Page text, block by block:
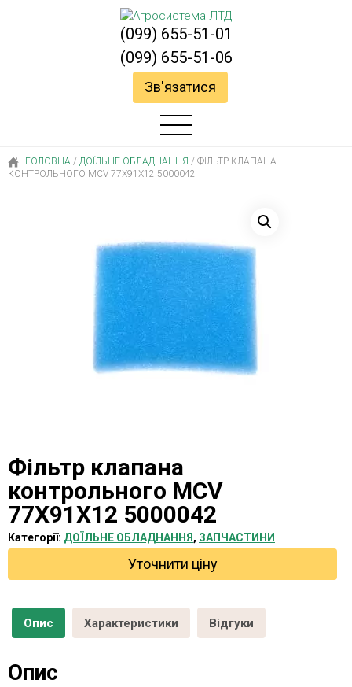
(099) 655-51-01
(099) 655-51-06
Зв'язатися
ГОЛОВНА / ДОЇЛЬНЕ ОБЛАДНАННЯ / ФІЛЬТР КЛАПАНА
КОНТРОЛЬНОГО MCV 77X91X12 5000042
Фільтр клапана
контрольного MCV
77X91X12 5000042
Категорії: ДОЇЛЬНЕ ОБЛАДНАННЯ , ЗАПЧАСТИНИ
Уточнити ціну
Опис Характеристики Відгуки
Опис